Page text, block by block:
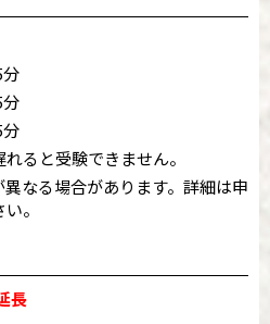
ると受験できません。
なる場合があります。詳細は申
。
長